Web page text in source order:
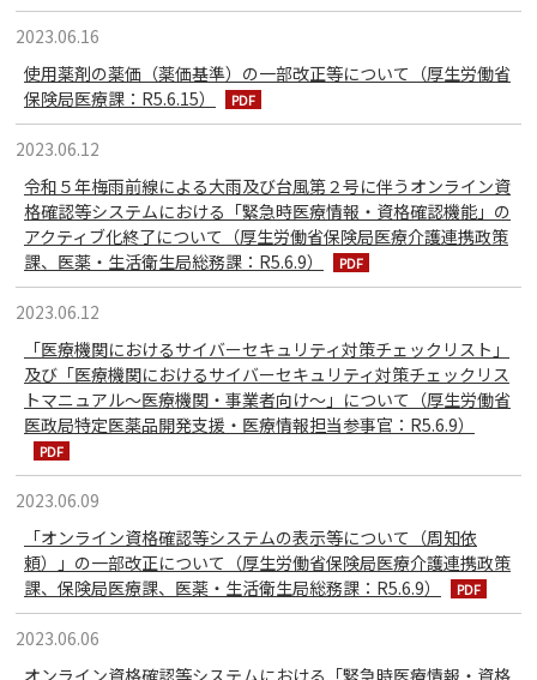
2023.06.16
使用薬剤の薬価（薬価基準）の一部改正等について（厚生労働省
保険局医療課：R5.6.15）
2023.06.12
令和５年梅雨前線による大雨及び台風第２号に伴うオンライン資
格確認等システムにおける「緊急時医療情報・資格確認機能」の
アクティブ化終了について（厚生労働省保険局医療介護連携政策
課、医薬・生活衛生局総務課：R5.6.9）
2023.06.12
「医療機関におけるサイバーセキュリティ対策チェックリスト」
及び「医療機関におけるサイバーセキュリティ対策チェックリス
トマニュアル〜医療機関・事業者向け〜」について（厚生労働省
医政局特定医薬品開発支援・医療情報担当参事官：R5.6.9）
2023.06.09
「オンライン資格確認等システムの表示等について（周知依
頼）」の一部改正について（厚生労働省保険局医療介護連携政策
課、保険局医療課、医薬・生活衛生局総務課：R5.6.9）
2023.06.06
オンライン資格確認等システムにおける「緊急時医療情報・資格